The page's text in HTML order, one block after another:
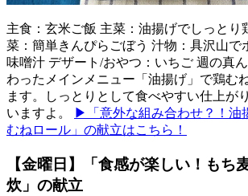
主食：玄米ご飯 主菜：油揚げでしっとり
菜：簡単きんぴらごぼう 汁物：具沢山で
味噌汁 デザート/おやつ：いちご 週の真
わったメインメニュー「油揚げ」で鶏む
ます。しっとりとして食べやすい仕上が
いますよ。
▶「意外な組み合わせ？！油
むねロール」の献立はこちら！
【金曜日】「食感が楽しい！もち
炊」の献立